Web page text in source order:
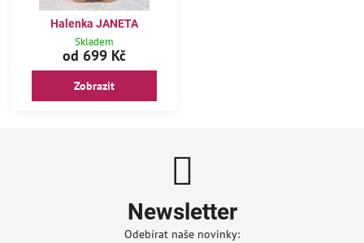
Halenka JANETA
Skladem
od 699 Kč
Zobrazit
Newsletter
Odebírat naše novinky: